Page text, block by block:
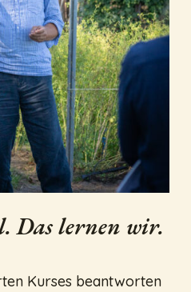
Das lernen wir.
Kurses beantworten